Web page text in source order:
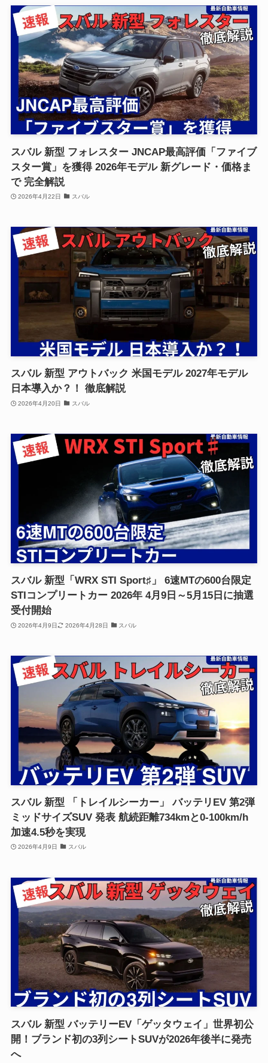
スバル 新型 フォレスター JNCAP最高評価「ファイブ
スター賞」を獲得 2026年モデル 新グレード・価格ま
で 完全解説
2026年4月22日 スバル
スバル 新型 アウトバック 米国モデル 2027年モデル
日本導入か？！ 徹底解説
2026年4月20日 スバル
スバル 新型「WRX STI Sport♯」 6速MTの600台限定
STIコンプリートカー 2026年 4月9日～5月15日に抽選
受付開始
2026年4月9日 2026年4月28日 スバル
スバル 新型 「トレイルシーカー」 バッテリEV 第2弾
ミッドサイズSUV 発表 航続距離734kmと0-100km/h
加速4.5秒を実現
2026年4月9日 スバル
スバル 新型 バッテリーEV「ゲッタウェイ」世界初公
開！ブランド初の3列シートSUVが2026年後半に発売
へ